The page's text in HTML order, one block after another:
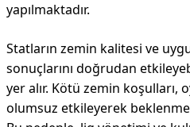
yapılmaktadır.
Statların zemin kalitesi ve
sonuçlarını doğrudan
yer alır. Kötü zemin koşulları,
olumsuz etkileyerek